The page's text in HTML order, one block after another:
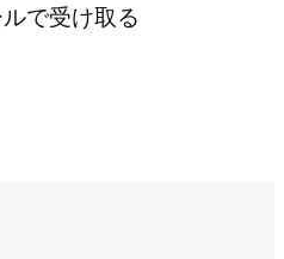
で受け取る